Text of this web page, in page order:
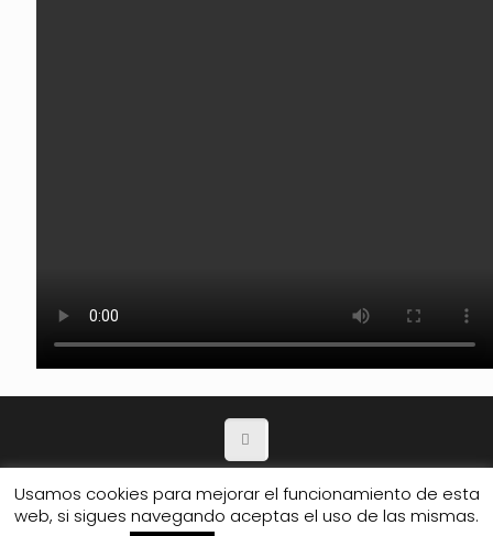
Política de Privacidad
© 2026 Club de amigos.
Usamos cookies para mejorar el funcionamiento de esta
web, si sigues navegando aceptas el uso de las mismas.